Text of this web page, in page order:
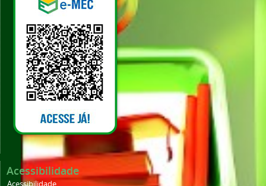
Acessibilidade
Acessibilidade